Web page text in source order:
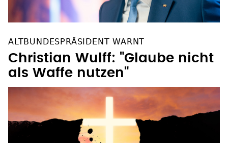
ALTBUNDESPRÄSIDENT WARNT
Christian Wulff: "Glaube nicht
als Waffe nutzen"